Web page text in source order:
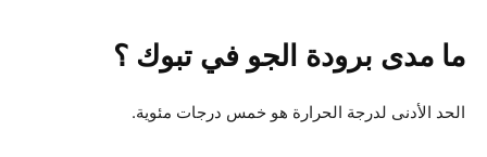
ما مدى برودة الجو في تبوك ؟
الحد الأدنى لدرجة الحرارة هو خمس درجات مئوية.